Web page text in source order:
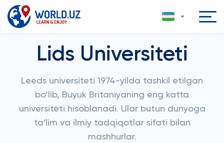
Lids Universiteti
Leeds universiteti 1974-yilda tashkil etilgan
bo’lib, Buyuk Britaniyaning eng katta
universiteti hisoblanadi. Ular butun dunyoga
ta'lim va ilmiy tadqiqotlar sifati bilan
mashhurlar.